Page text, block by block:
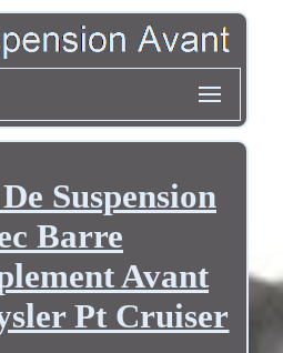
Suspension
Barre
Avant
Pt Cruiser